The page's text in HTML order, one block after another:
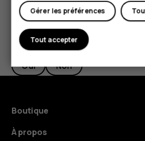
Avez-vous trouvé cela utile?
Oui Non
Boutique
À propos
Gérer les préférences
Tout accepter